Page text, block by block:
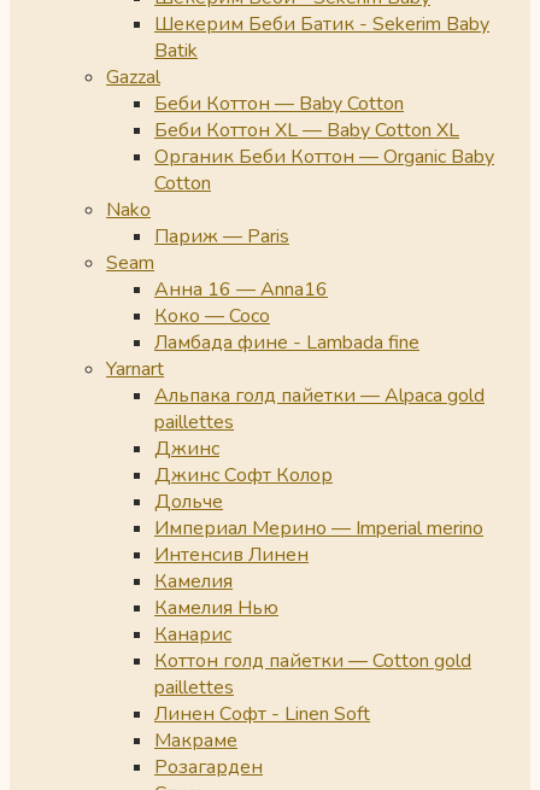
Шекерим Беби Батик - Sekerim Baby
Batik
Gazzal
Беби Коттон — Baby Cotton
Беби Коттон XL — Baby Cotton XL
Органик Беби Коттон — Organic Baby
Cotton
Nako
Париж — Paris
Seam
Анна 16 — Anna16
Коко — Coco
Ламбада фине - Lambada fine
Yarnart
Альпака голд пайетки — Alpaca gold
paillettes
Джинс
Джинс Софт Колор
Дольче
Империал Мерино — Imperial merino
Интенсив Линен
Камелия
Камелия Нью
Канарис
Коттон голд пайетки — Cotton gold
paillettes
Линен Софт - Linen Soft
Макраме
Розагарден